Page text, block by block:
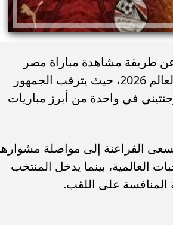
طريقة مشاهدة مباراة مصر
والأرجنتين اليوم، ضمن منافسات دور الـ16 من بطولة كأس العالم 2026، حيث يترقب الجمهور
في واحدة من أبرز مباريات
الفراعنة إلى مواصلة
العالمية، بينما يدخل المنتخب
المنافسة على اللقب.
كانوا شربين وحصل تصرفات